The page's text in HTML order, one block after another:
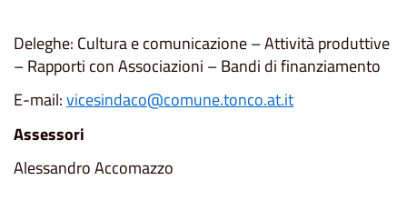
Deleghe: Cultura e comunicazione – Attività produttive
– Rapporti con Associazioni – Bandi di finanziamento
E-mail:vicesindaco@comune.tonco.at.it
Assessori
Alessandro Accomazzo